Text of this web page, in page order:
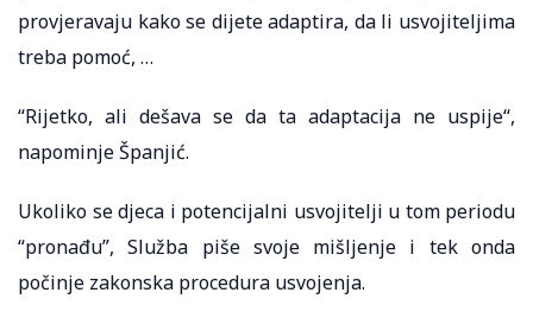
provjeravaju kako se dijete adaptira, da li usvojiteljima
treba pomoć, …
“Rijetko, ali dešava se da ta adaptacija ne uspije“,
napominje Španjić.
Ukoliko se djeca i potencijalni usvojitelji u tom periodu
“pronađu”, Služba piše svoje mišljenje i tek onda
počinje zakonska procedura usvojenja.